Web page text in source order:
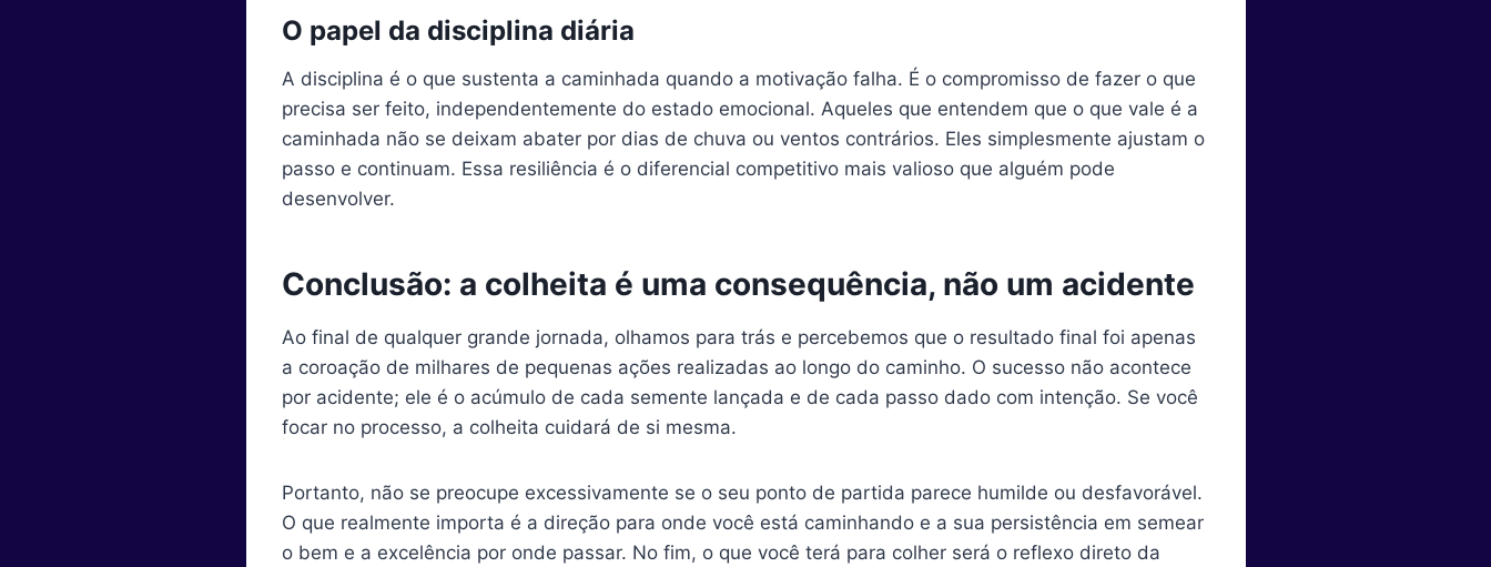
O papel da disciplina diária
A disciplina é o que sustenta a caminhada quando a motivação falha. É o compromisso de fazer o que
precisa ser feito, independentemente do estado emocional. Aqueles que entendem que o que vale é a
caminhada não se deixam abater por dias de chuva ou ventos contrários. Eles simplesmente ajustam o
passo e continuam. Essa resiliência é o diferencial competitivo mais valioso que alguém pode
desenvolver.
Conclusão: a colheita é uma consequência, não um acidente
Ao final de qualquer grande jornada, olhamos para trás e percebemos que o resultado final foi apenas
a coroação de milhares de pequenas ações realizadas ao longo do caminho. O sucesso não acontece
por acidente; ele é o acúmulo de cada semente lançada e de cada passo dado com intenção. Se você
focar no processo, a colheita cuidará de si mesma.
Portanto, não se preocupe excessivamente se o seu ponto de partida parece humilde ou desfavorável.
O que realmente importa é a direção para onde você está caminhando e a sua persistência em semear
o bem e a excelência por onde passar. No fim, o que você terá para colher será o reflexo direto da